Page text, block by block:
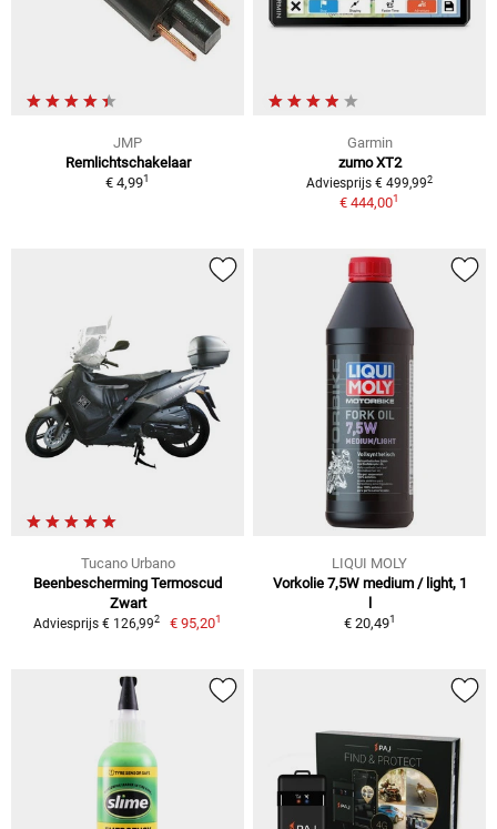
JMP
Remlichtschakelaar
€ 4,991
Garmin
zumo XT2
Adviesprijs € 499,992
€ 444,001
Tucano Urbano
Beenbescherming Termoscud
Zwart
Adviesprijs € 126,992 € 95,201
LIQUI MOLY
Vorkolie 7,5W medium / light, 1
l
€ 20,491